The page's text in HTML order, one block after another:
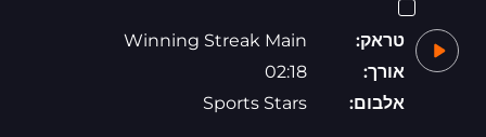
טראק:
Winning Streak Main
אורך:
02:18
אלבום:
Sports Stars